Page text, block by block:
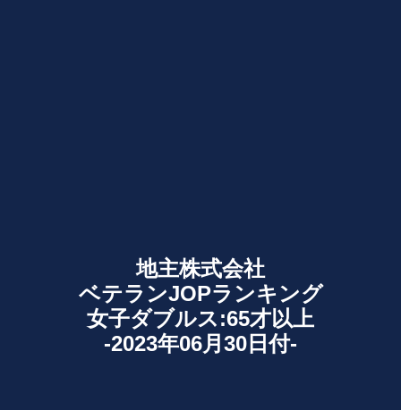
地主株式会社
ベテランJOPランキング
女子ダブルス:65才以上
-2023年06月30日付-